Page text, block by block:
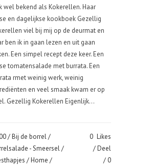
wel bekend als Kokerellen. Haar
en dagelijkse kookboek Gezellig
viel bij mij op de deurmat en
ben ik in gaan lezen en uit gaan
Een simpel recept deze keer. Een
tomatensalade met burrata. Een
rmet weinig werk, weinig
en veel smaak kwam er op
Gezellig Kokerellen Eigenlijk...
/Bij de borrel/
- Smeersel/
/Home /
0 Likes
Deel
0